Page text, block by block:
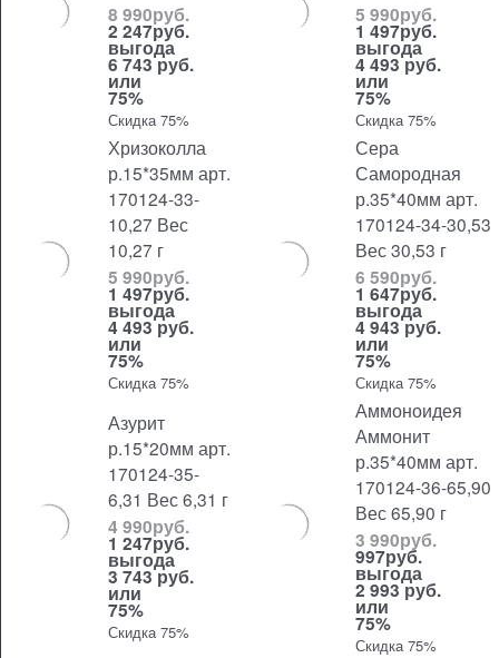
8 990руб.
2 247руб.
выгода
6 743 руб.
или
75%
Скидка 75%
5 990руб.
1 497руб.
выгода
4 493 руб.
или
75%
Скидка 75%
Хризоколла
р.15*35мм арт.
170124-33-
10,27 Вес
10,27 г
5 990руб.
1 497руб.
выгода
4 493 руб.
или
75%
Скидка 75%
Сера
Самородная
р.35*40мм арт.
170124-34-30,53
Вес 30,53 г
6 590руб.
1 647руб.
выгода
4 943 руб.
или
75%
Скидка 75%
Азурит
р.15*20мм арт.
170124-35-
6,31 Вес 6,31 г
4 990руб.
1 247руб.
выгода
3 743 руб.
или
75%
Скидка 75%
Аммоноидея
Аммонит
р.35*40мм арт.
170124-36-65,90
Вес 65,90 г
3 990руб.
997руб.
выгода
2 993 руб.
или
75%
Скидка 75%